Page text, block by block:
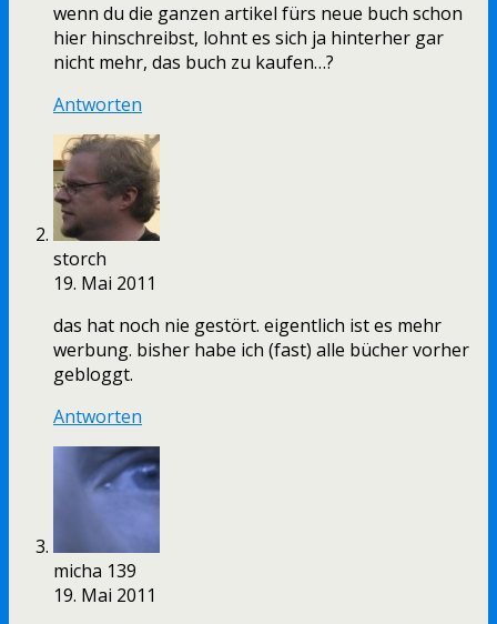
wenn du die ganzen artikel fürs neue buch schon
hier hinschreibst, lohnt es sich ja hinterher gar
nicht mehr, das buch zu kaufen…?
Antworten
storch
19. Mai 2011
das hat noch nie gestört. eigentlich ist es mehr
werbung. bisher habe ich (fast) alle bücher vorher
gebloggt.
Antworten
micha 139
19. Mai 2011